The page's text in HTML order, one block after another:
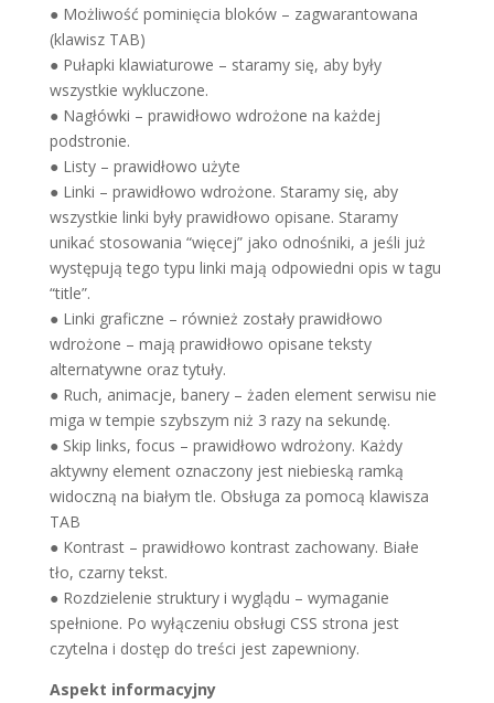
● Możliwość pominięcia bloków – zagwarantowana
(klawisz TAB)
● Pułapki klawiaturowe – staramy się, aby były
wszystkie wykluczone.
● Nagłówki – prawidłowo wdrożone na każdej
podstronie.
● Listy – prawidłowo użyte
● Linki – prawidłowo wdrożone. Staramy się, aby
wszystkie linki były prawidłowo opisane. Staramy
unikać stosowania “więcej” jako odnośniki, a jeśli już
występują tego typu linki mają odpowiedni opis w tagu
“title”.
● Linki graficzne – również zostały prawidłowo
wdrożone – mają prawidłowo opisane teksty
alternatywne oraz tytuły.
● Ruch, animacje, banery – żaden element serwisu nie
miga w tempie szybszym niż 3 razy na sekundę.
● Skip links, focus – prawidłowo wdrożony. Każdy
aktywny element oznaczony jest niebieską ramką
widoczną na białym tle. Obsługa za pomocą klawisza
TAB
● Kontrast – prawidłowo kontrast zachowany. Białe
tło, czarny tekst.
● Rozdzielenie struktury i wyglądu – wymaganie
spełnione. Po wyłączeniu obsługi CSS strona jest
czytelna i dostęp do treści jest zapewniony.
Aspekt informacyjny